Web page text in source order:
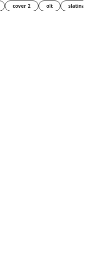
cover 2 olt slatina